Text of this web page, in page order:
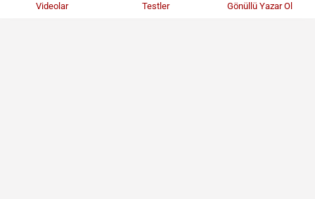
Videolar Testler Gönüllü Yazar Ol